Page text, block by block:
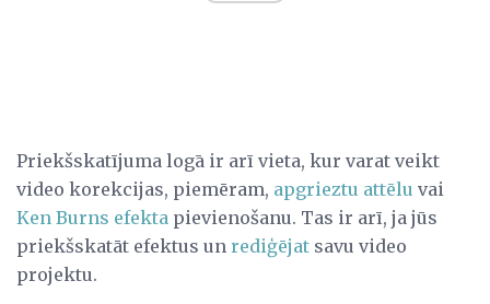
Priekšskatījuma logā ir arī vieta, kur varat veikt
video korekcijas, piemēram, apgrieztu attēlu vai
Ken Burns efekta pievienošanu. Tas ir arī, ja jūs
priekšskatāt efektus un rediģējat savu video
projektu.